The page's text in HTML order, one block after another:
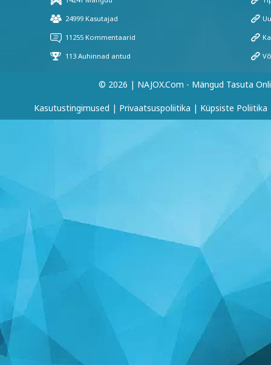
© 2026 | NAJOX.com - Mängud Tasuta
Kasutustingimused | Privaatsuspoliitika | Küpsiste Poliitika